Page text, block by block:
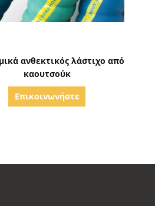
ανθεκτικός λάστιχο από
καουτσούκ
Επικοινωνήστε